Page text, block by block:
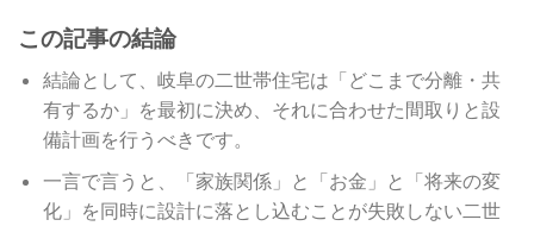
この記事の結論
結論として、岐阜の二世帯住宅は「どこまで分離・共
有するか」を最初に決め、それに合わせた間取りと設
備計画を行うべきです。
一言で言うと、「家族関係」と「お金」と「将来の変
化」を同時に設計に落とし込むことが失敗しない二世